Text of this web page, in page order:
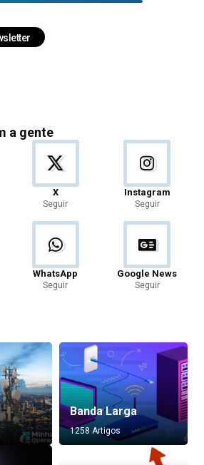
a gente
X
Seguir
Instagram
Seguir
WhatsApp
Seguir
Google News
Seguir
Banda Larga
1258 Artigos